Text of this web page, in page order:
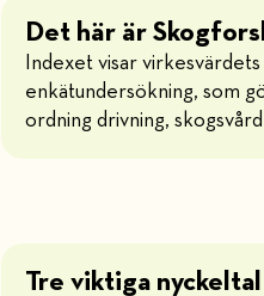
Det här är
Indexet visar
enkätundersökning, som
ordning drivning,
Tre viktiga